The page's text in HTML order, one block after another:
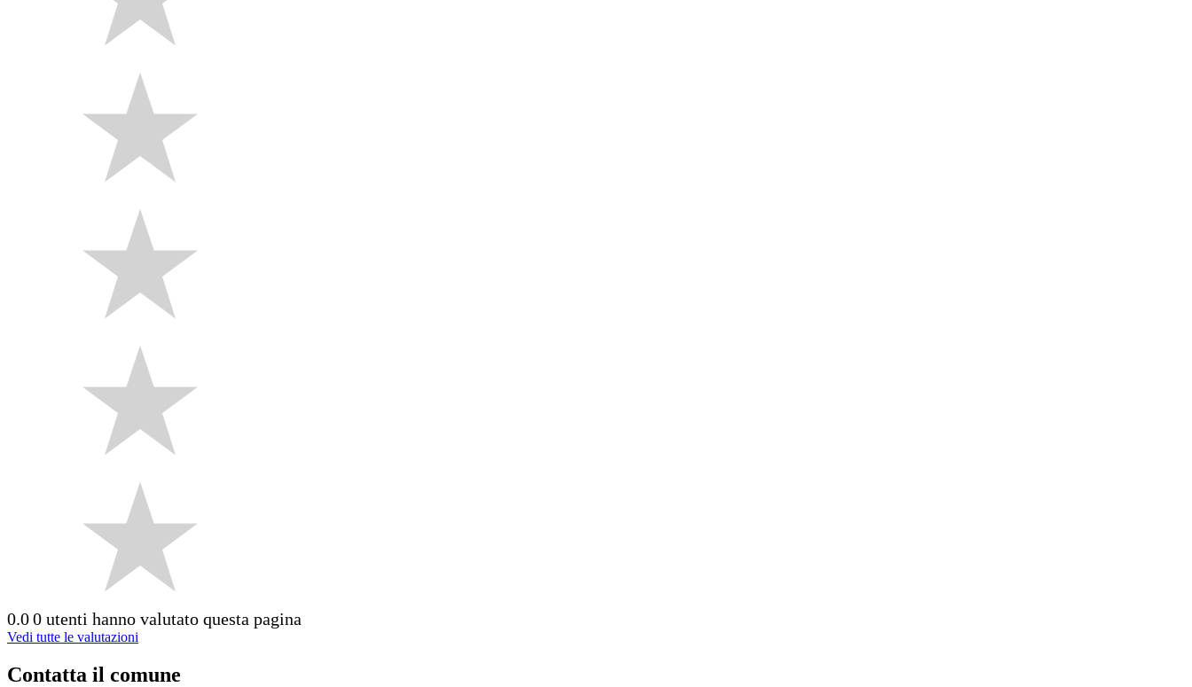
0.00 utenti hanno valutato questa pagina
Vedi tutte le valutazioni
Contatta il comune